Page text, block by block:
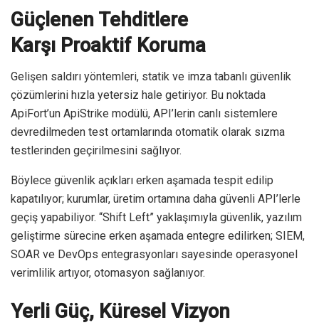
Güçlenen Tehditlere
Karşı ProaktifKoruma
Gelişen saldırı yöntemleri, statik ve imza tabanlı güvenlik
çözümlerini hızla yetersiz hale getiriyor. Bu noktada
ApiFort’un ApiStrike modülü, API’lerin canlı sistemlere
devredilmeden test ortamlarında otomatik olarak sızma
testlerinden geçirilmesini sağlıyor.
Böylece güvenlik açıkları erken aşamada tespit edilip
kapatılıyor; kurumlar, üretim ortamına daha güvenli API’lerle
geçiş yapabiliyor. “Shift Left” yaklaşımıyla güvenlik, yazılım
geliştirme sürecine erken aşamada entegre edilirken; SIEM,
SOAR ve DevOps entegrasyonları sayesinde operasyonel
verimlilik artıyor, otomasyon sağlanıyor.
Yerli Güç, Küresel Vizyon